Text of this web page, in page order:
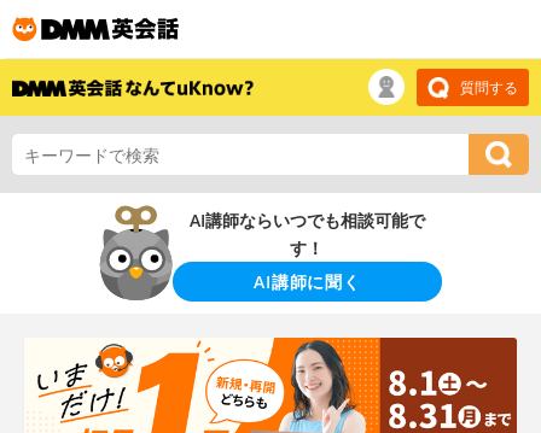
質問する
AI講師ならいつでも相談可能で
す！
AI講師に聞く